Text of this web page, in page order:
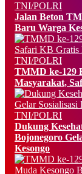
TNI/POLRI
Jalan Beton
Baru Warga
TNI/POLRI
TMMD ke-129
Masyarakat,
TNI/POLRI
Dukung
Bojonegoro
Kesongo